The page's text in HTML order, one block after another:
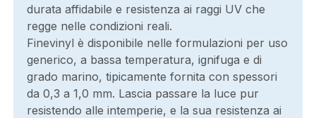
durata affidabile e resistenza ai raggi UV che
regge nelle condizioni reali.
Finevinyl è disponibile nelle formulazioni per uso
generico, a bassa temperatura, ignifuga e di
grado marino, tipicamente fornita con spessori
da 0,3 a 1,0 mm. Lascia passare la luce pur
resistendo alle intemperie, e la sua resistenza ai